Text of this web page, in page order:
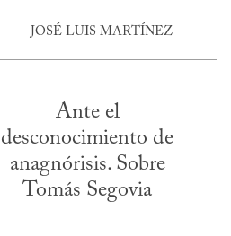
JOSÉ LUIS MARTÍNEZ
Ante el
desconocimiento de
anagnórisis. Sobre
Tomás Segovia